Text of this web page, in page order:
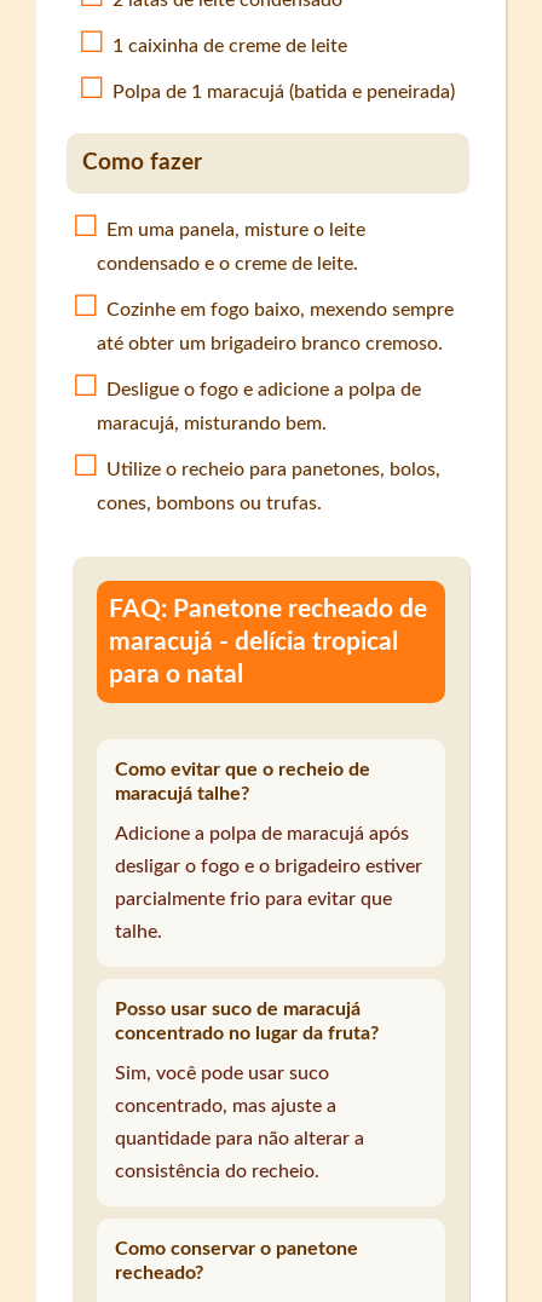
1 caixinha de creme de leite
Polpa de 1 maracujá (batida e peneirada)
Como fazer
Em uma panela, misture o leite
condensado e o creme de leite.
Cozinhe em fogo baixo, mexendo sempre
até obter um brigadeiro branco cremoso.
Desligue o fogo e adicione a polpa de
maracujá, misturando bem.
Utilize o recheio para panetones, bolos,
cones, bombons ou trufas.
FAQ: Panetone recheado de
maracujá - delícia tropical
para o natal
Como evitar que o recheio de
maracujá talhe?
Adicione a polpa de maracujá após
desligar o fogo e o brigadeiro estiver
parcialmente frio para evitar que
talhe.
Posso usar suco de maracujá
concentrado no lugar da fruta?
Sim, você pode usar suco
concentrado, mas ajuste a
quantidade para não alterar a
consistência do recheio.
Como conservar o panetone
recheado?